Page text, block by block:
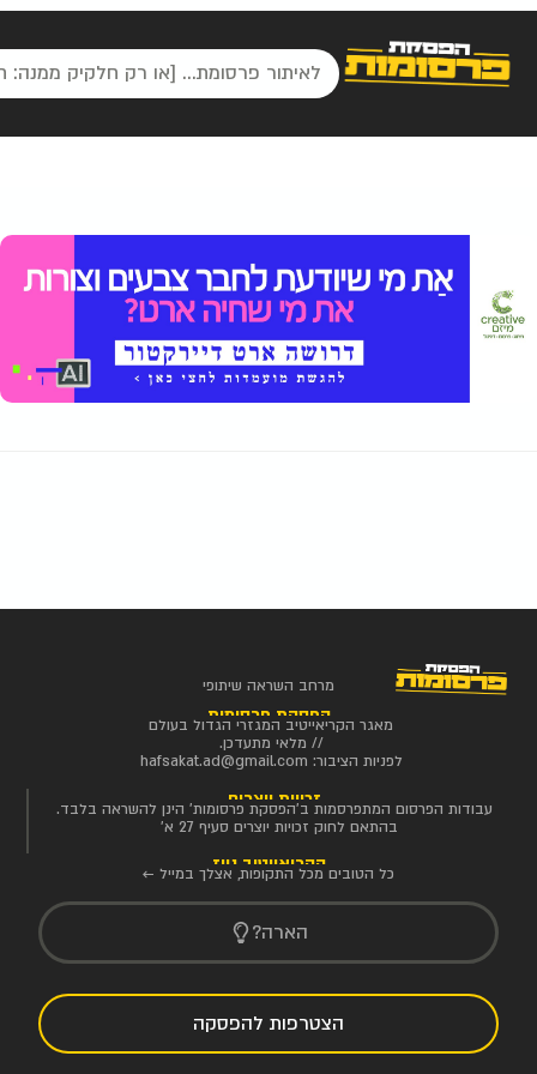
מרחב השראה שיתופי
הפסקת פרסומות
מאגר הקריאייטיב המגזרי הגדול בעולם
// מלאי מתעדכן.
לפניות הציבור: hafsakat.ad@gmail.com
זכויות יוצרים
עבודות הפרסום המתפרסמות ב'הפסקת פרסומות' הינן להשראה בלבד.
בהתאם לחוק זכויות יוצרים סעיף 27 א'
הקריאייטיב ניוז
כל הטובים מכל התקופות, אצלך במייל ←
הארה?
הצטרפות להפסקה